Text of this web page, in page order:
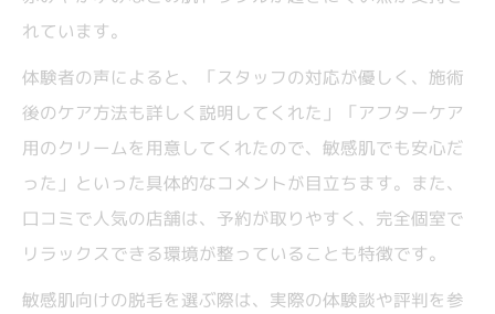
れています。
体験者の声によると、「スタッフの対応が優しく、施術
後のケア方法も詳しく説明してくれた」「アフターケア
用のクリームを用意してくれたので、敏感肌でも安心だ
った」といった具体的なコメントが目立ちます。また、
口コミで人気の店舗は、予約が取りやすく、完全個室で
リラックスできる環境が整っていることも特徴です。
敏感肌向けの脱毛を選ぶ際は、実際の体験談や評判を参